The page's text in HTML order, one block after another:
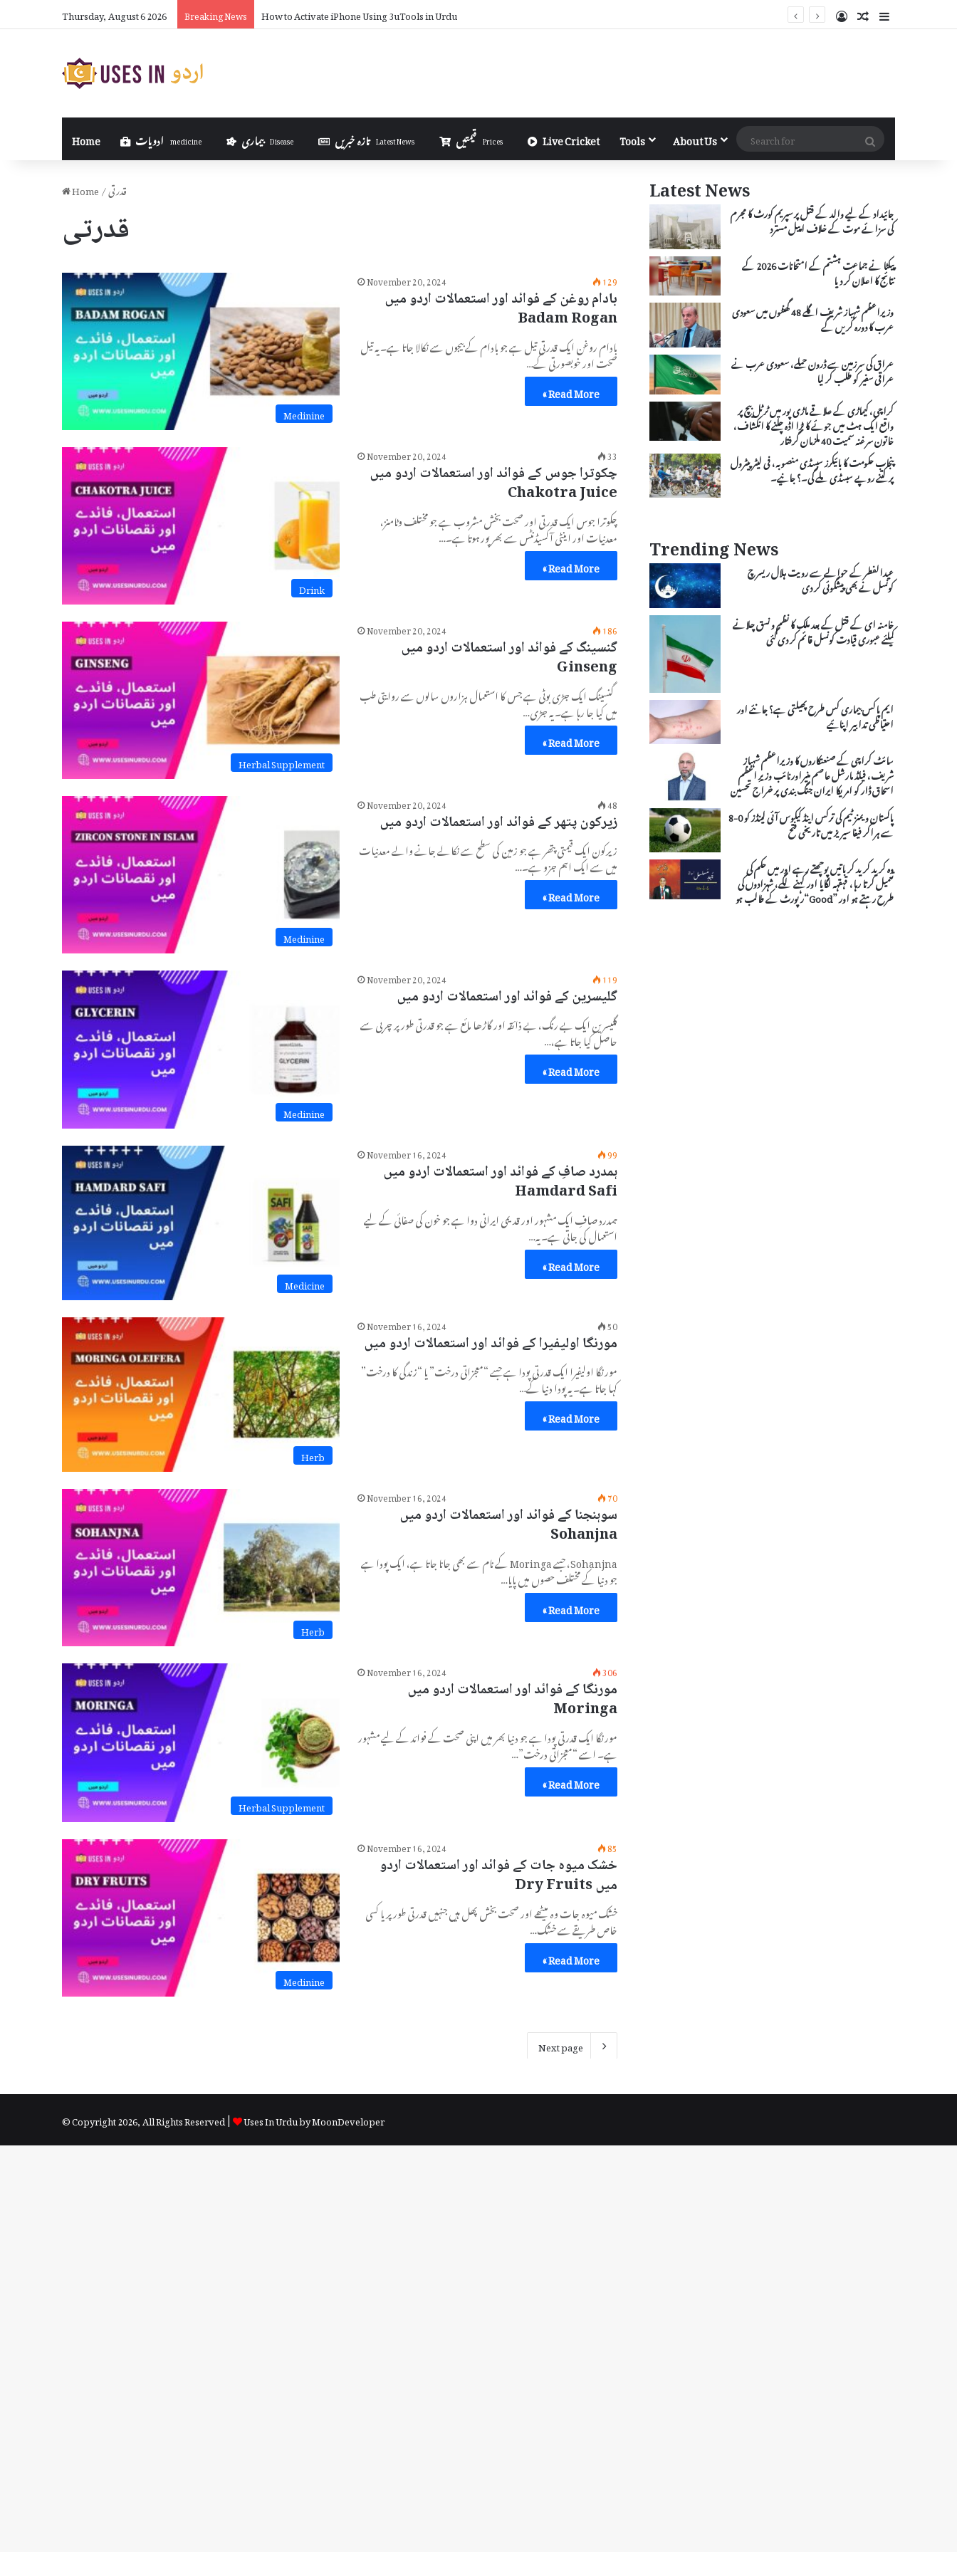
Thursday, August 6 2026 Breaking News How Much Can You Earn from AdSense on Blogger in Urdu Log InRandom Article
Sidebar
Home medicine بیماری Disease تازہ خبریں Latest News Prices Live Cricket Tools About Us
Search
for
Home/قدرتی
قدرتی
Medinine
November 20, 2024 129
بادام روغن کے فوائد اور استعمالات اردو میں
Badam Rogan
بادام روغن ایک قدرتی تیل ہے جو بادام کے بیجوں سے نکالا جاتا ہے۔ یہ تیل
صحت اور خوبصورتی کے…
Read More »
Drink
November 20, 2024 33
چکوترا جوس کے فوائد اور استعمالات اردو میں
Chakotra Juice
چکوترا جوس ایک قدرتی اور صحت بخش مشروب ہے جو مختلف وٹامنز،
معدنیات اور اینٹی آکسیڈنٹس سے بھرپور ہوتا ہے۔…
Read More »
Herbal Supplement
November 20, 2024 186
گنسینگ کے فوائد اور استعمالات اردو میں
Ginseng
گنسینگ ایک جڑی بوٹی ہے جس کا استعمال ہزاروں سالوں سے روایتی طب
میں کیا جا رہا ہے۔ یہ جڑی…
Read More »
Medinine
November 20, 2024 48
زیرکون پتھر کے فوائد اور استعمالات اردو میں
زیرکون ایک قیمتی پتھر ہے جو زمین کی سطح سے نکالے جانے والے معدنیات
میں سے ایک اہم جزو ہے۔…
Read More »
Medinine
November 20, 2024 119
گلیسرین کے فوائد اور استعمالات اردو میں
گلیسرین ایک بے رنگ، بے ذائقہ اور گاڑھا مائع ہے جو قدرتی طور پر چربی سے
حاصل کیا جاتا ہے،…
Read More »
Medicine
November 16, 2024 99
ہمدرد صافِ کے فوائد اور استعمالات اردو میں
Hamdard Safi
ہمدرد صافِ ایک مشہور اور قدیمی ایرانی دوا ہے جو خون کی صفائی کے لیے
استعمال کی جاتی ہے۔ یہ…
Read More »
Herb
November 16, 2024 50
مورنگا اولیفیرا کے فوائد اور استعمالات اردو میں
مورنگا اولیفیرا ایک قدرتی پودا ہے جسے “معجزاتی درخت” یا “زندگی کا درخت”
کہا جاتا ہے۔ یہ پودا دنیا کے…
Read More »
Herb
November 16, 2024 70
سوہنجنا کے فوائد اور استعمالات اردو میں
Sohanjna
Sohanjna، جسے Moringa کے نام سے بھی جانا جاتا ہے، ایک پودا ہے
جو دنیا کے مختلف حصوں میں پایا…
Read More »
Herbal Supplement
November 16, 2024 306
مورنگا کے فوائد اور استعمالات اردو میں
Moringa
مورنگا ایک قدرتی پودا ہے جو دنیا بھر میں اپنی صحت کے فوائد کے لیے مشہور
ہے۔ اسے “معجزاتی درخت”…
Read More »
Medinine
November 16, 2024 85
خشک میوہ جات کے فوائد اور استعمالات اردو
میں Dry Fruits
خشک میوہ جات وہ میٹھے اور صحت بخش پھل ہیں جنہیں قدرتی طور پر یا کسی
خاص طریقے سے خشک…
Read More »
Next page
Latest News
جائیداد کے لیے والد کے قتل پر سپریم کورٹ کا مجرم
کی سزائے موت کے خلاف اپیل مسترد
پیکٹا نے جماعت ہشتم کے امتحانات 2026 کے
نتائج کا اعلان کر دیا
وزیراعظم شہباز شریف اگلے 48 گھنٹوں میں سعودی
عرب کا دورہ کریں گے
عراق کی سرزمین سے ڈرون حملے، سعودی عرب نے
عراقی سفیر کو طلب کر لیا
کراچی، کیماڑی کے علاقے ماڑی پور میں ٹرٹل بیچ پر
واقع ایک ہٹ میں جوئے کا بڑا اڈہ چلنے کا انکشاف،
خاتون سرغنہ سمیت 40 ملزمان گرفتار
پنجاب حکومت کا بائیکرز سبسڈی منصوبہ، فی لیٹر پیٹرول
پر کتنے روپے سبسڈی ملے گی۔؟ جانیے۔
Trending News
عیدالفطر کے حوالے سے رویت ہلال ریسرچ
کونسل نے بھی پیشگوئی کر دی
خامنہ ای کے قتل کے بعد ملک کا نظم و نسق چلانے
کیلئے عبوری قیادت کونسل قائم کر دی گئی
ایم پاکس بیماری کس طرح پھیلتی ہے؟ جانئے اور
احتیاطی تدابیر اپنائیے
سائٹ کراچی کے صنعتکاروں کا وزیراعظم شہباز
شریف، فیلڈ مارشل عاصم منیراورنائب وزیرِ اعظم
اسحاق ڈار کو امریکا ایران جنگ بندی پر خراج تحسین
پاکستان ویمنز ٹیم کی ترکس اینڈ کیکوس آئی لینڈز کو 0-8
سے ہراکر فیفا سیریز میں تاریخی فتح
وہ کرید کرید کر باتیں پوچھتے رہے اور میں حکم کی
تعمیل کرتا رہا، قہقہہ لگایا اور کہنے لگے، شہزادوں کی
طرح رہتے ہو اور ”Good“رپورٹ کے طالب ہو
© Copyright 2026, All Rights Reserved | Uses In Urdu by MoonDeveloper